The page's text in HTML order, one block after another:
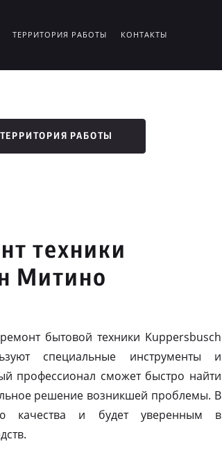
ТЕРРИТОРИЯ РАБОТЫ КОНТАКТЫ
ТЕРРИТОРИЯ РАБОТЫ
техники
Митино
бытовой техники Kuppersbusch
специальные инструменты и
профессионал сможет быстро найти
решение возникшей проблемы. В
качества и будет уверенным в